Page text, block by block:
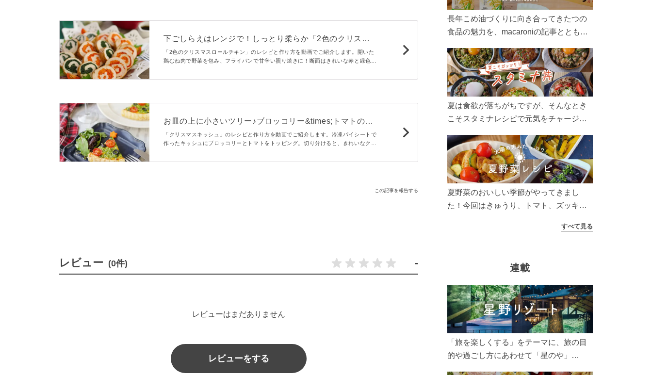
下ごしらえはレンジで！しっとり柔らか「2色のクリスマ
スロールチキン」
「2色のクリスマスロールチキン」のレシピと作り方を動画でご紹介します。開いた
鶏むね肉で野菜を包み、フライパンで甘辛い照り焼きに！断面はきれいな赤と緑色
お皿の上に小さいツリー♪ブロッコリー&times;トマトのク
リスマスキッシュ
「クリスマスキッシュ」のレシピと作り方を動画でご紹介します。冷凍パイシートで
作ったキッシュにブロッコリーとトマトをトッピング。切り分けると、きれいなクリ
きますよ♪
この記事を報告する
レビュー (0件) -
レビューはまだありません
レビューをする
長年こめ油づくりに向き合ってきたつの
食品の魅力を、macaroniの記事とともに
ん、製造現場や品質へのこだわりまで。
こめ油をもっと好きになるコンテンツを
ぜひお楽しみください。
夏は食欲が落ちがちですが、そんなとき
こそスタミナレシピで元気をチャージ！
リ食べて、夏バテを吹き飛ばしましょ
う！
夏野菜のおいしい季節がやってきまし
た！今回はきゅうり、トマト、ズッキー
太陽の光をたっぷりあびた夏野菜は栄養
すべて見る
連載
「旅を楽しくする」をテーマに、旅の目
的や過ごし方にあわせて「星のや」